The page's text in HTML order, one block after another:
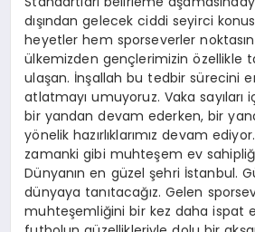
dışından gelecek ciddi seyirci
heyetler hem sporseverler
ülkemizden gençlerimizin özellikle
ulaşan. İnşallah bu tedbir sürecini
atlatmayı umuyoruz. Vaka sayıları
bir yandan devam ederken, bir
yönelik hazırlıklarımız devam
zamanki gibi muhteşem ev
Dünyanın en güzel şehri İstanbul.
dünyaya tanıtacağız. Gelen
muhteşemliğini bir kez daha ispat